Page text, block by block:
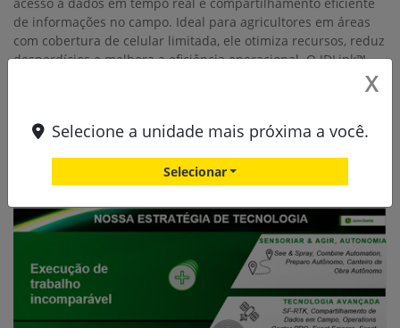
acesso a dados em tempo real e compartilhamento eficiente
de informações no campo. Ideal para agricultores em áreas
com cobertura de celular limitada, ele otimiza recursos, reduz
desperdícios e melhora a eficiência operacional. O JDLink™
X
Selecione a unidade mais próxima a você.
Selecionar